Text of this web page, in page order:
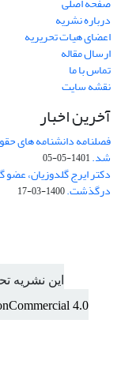
درباره نشریه
اعضای هیات تحریریه
ارسال مقاله
تماس با ما
نقشه سایت
آخرین اخبار
شد.1401-05-05
دکتر ایرج گلدوزیان، عضو
درگذشت.1400-03-17
این نشریه
4.0